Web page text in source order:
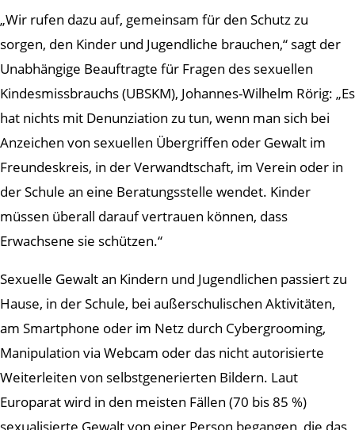
„Wir rufen dazu auf, gemeinsam für den Schutz zu
sorgen, den Kinder und Jugendliche brauchen,“ sagt der
Unabhängige Beauftragte für Fragen des sexuellen
Kindesmissbrauchs (UBSKM), Johannes-Wilhelm Rörig: „Es
hat nichts mit Denunziation zu tun, wenn man sich bei
Anzeichen von sexuellen Übergriffen oder Gewalt im
Freundeskreis, in der Verwandtschaft, im Verein oder in
der Schule an eine Beratungsstelle wendet. Kinder
müssen überall darauf vertrauen können, dass
Erwachsene sie schützen.“
Sexuelle Gewalt an Kindern und Jugendlichen passiert zu
Hause, in der Schule, bei außerschulischen Aktivitäten,
am Smartphone oder im Netz durch Cybergrooming,
Manipulation via Webcam oder das nicht autorisierte
Weiterleiten von selbstgenerierten Bildern. Laut
Europarat wird in den meisten Fällen (70 bis 85 %)
sexualisierte Gewalt von einer Person begangen, die das